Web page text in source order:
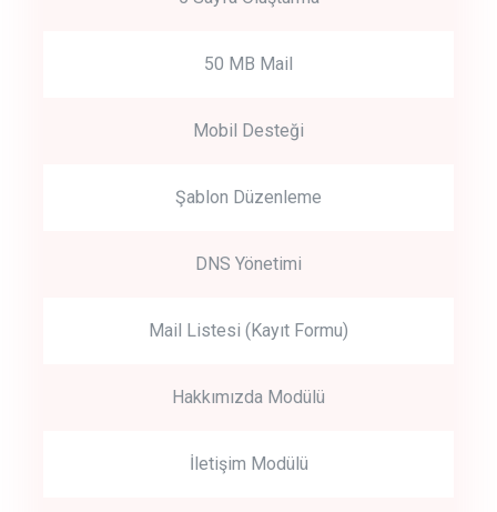
50 MB Mail
Mobil Desteği
Şablon Düzenleme
DNS Yönetimi
Mail Listesi (Kayıt Formu)
Hakkımızda Modülü
İletişim Modülü